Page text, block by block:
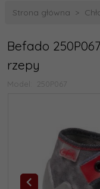
Strona główna
Befado
rzepy
Model: 250P067